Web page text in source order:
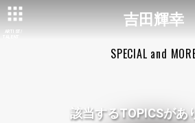
ARTIST/
吉田輝幸
SPECIAL and
該当するTOPICSがあ